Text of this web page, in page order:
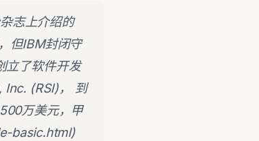
志上介绍的
但IBM封闭守
立了软件开发
Inc. (RSI)， 到
万美元，甲
basic.html)